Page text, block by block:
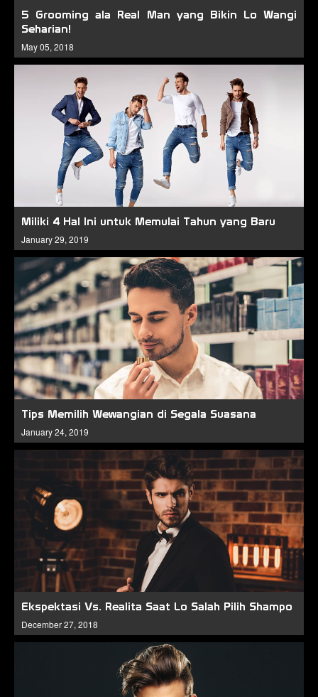
5 Grooming ala Real Man yang Bikin Lo Wangi
Seharian!
May 05, 2018
Miliki 4 Hal Ini untuk Memulai Tahun yang Baru
January 29, 2019
Tips Memilih Wewangian di Segala Suasana
January 24, 2019
Ekspektasi Vs. Realita Saat Lo Salah Pilih Shampo
December 27, 2018